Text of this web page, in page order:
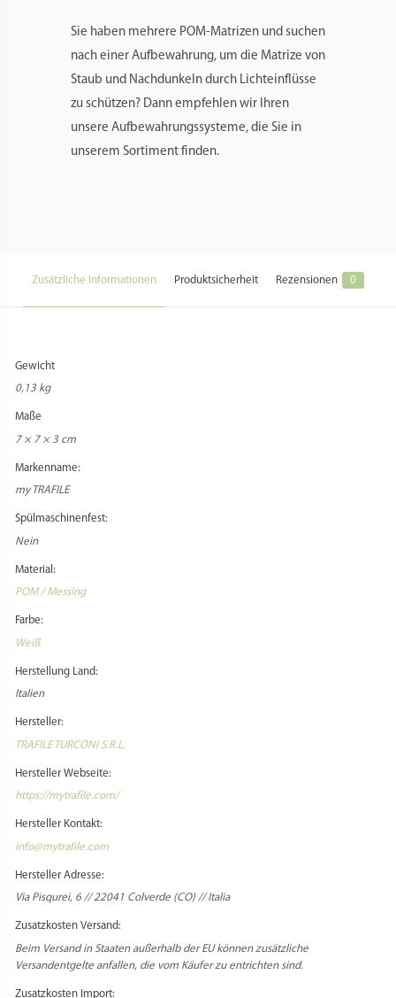
Sie haben mehrere POM-Matrizen und suchen
nach einer Aufbewahrung, um die Matrize von
Staub und Nachdunkeln durch Lichteinflüsse
zu schützen? Dann empfehlen wir Ihren
unsere Aufbewahrungssysteme, die Sie in
unserem Sortiment finden.
Zusätzliche Informationen Produktsicherheit Rezensionen 0
Gewicht
0,13 kg
Maße
7 × 7 × 3 cm
Markenname:
my TRAFILE
Spülmaschinenfest:
Nein
Material:
POM / Messing
Farbe:
Weiß
Herstellung Land:
Italien
Hersteller:
TRAFILE TURCONI S.R.L.
Hersteller Webseite:
https://mytrafile.com/
Hersteller Kontakt:
info@mytrafile.com
Hersteller Adresse:
Via Pisqurei, 6 // 22041 Colverde (CO) // Italia
Zusatzkosten Versand:
Beim Versand in Staaten außerhalb der EU können zusätzliche
Versandentgelte anfallen, die vom Käufer zu entrichten sind.
Zusatzkosten Import: